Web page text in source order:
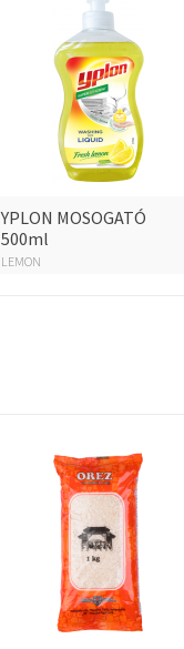
YPLON MOSOGATÓ
500ml
LEMON